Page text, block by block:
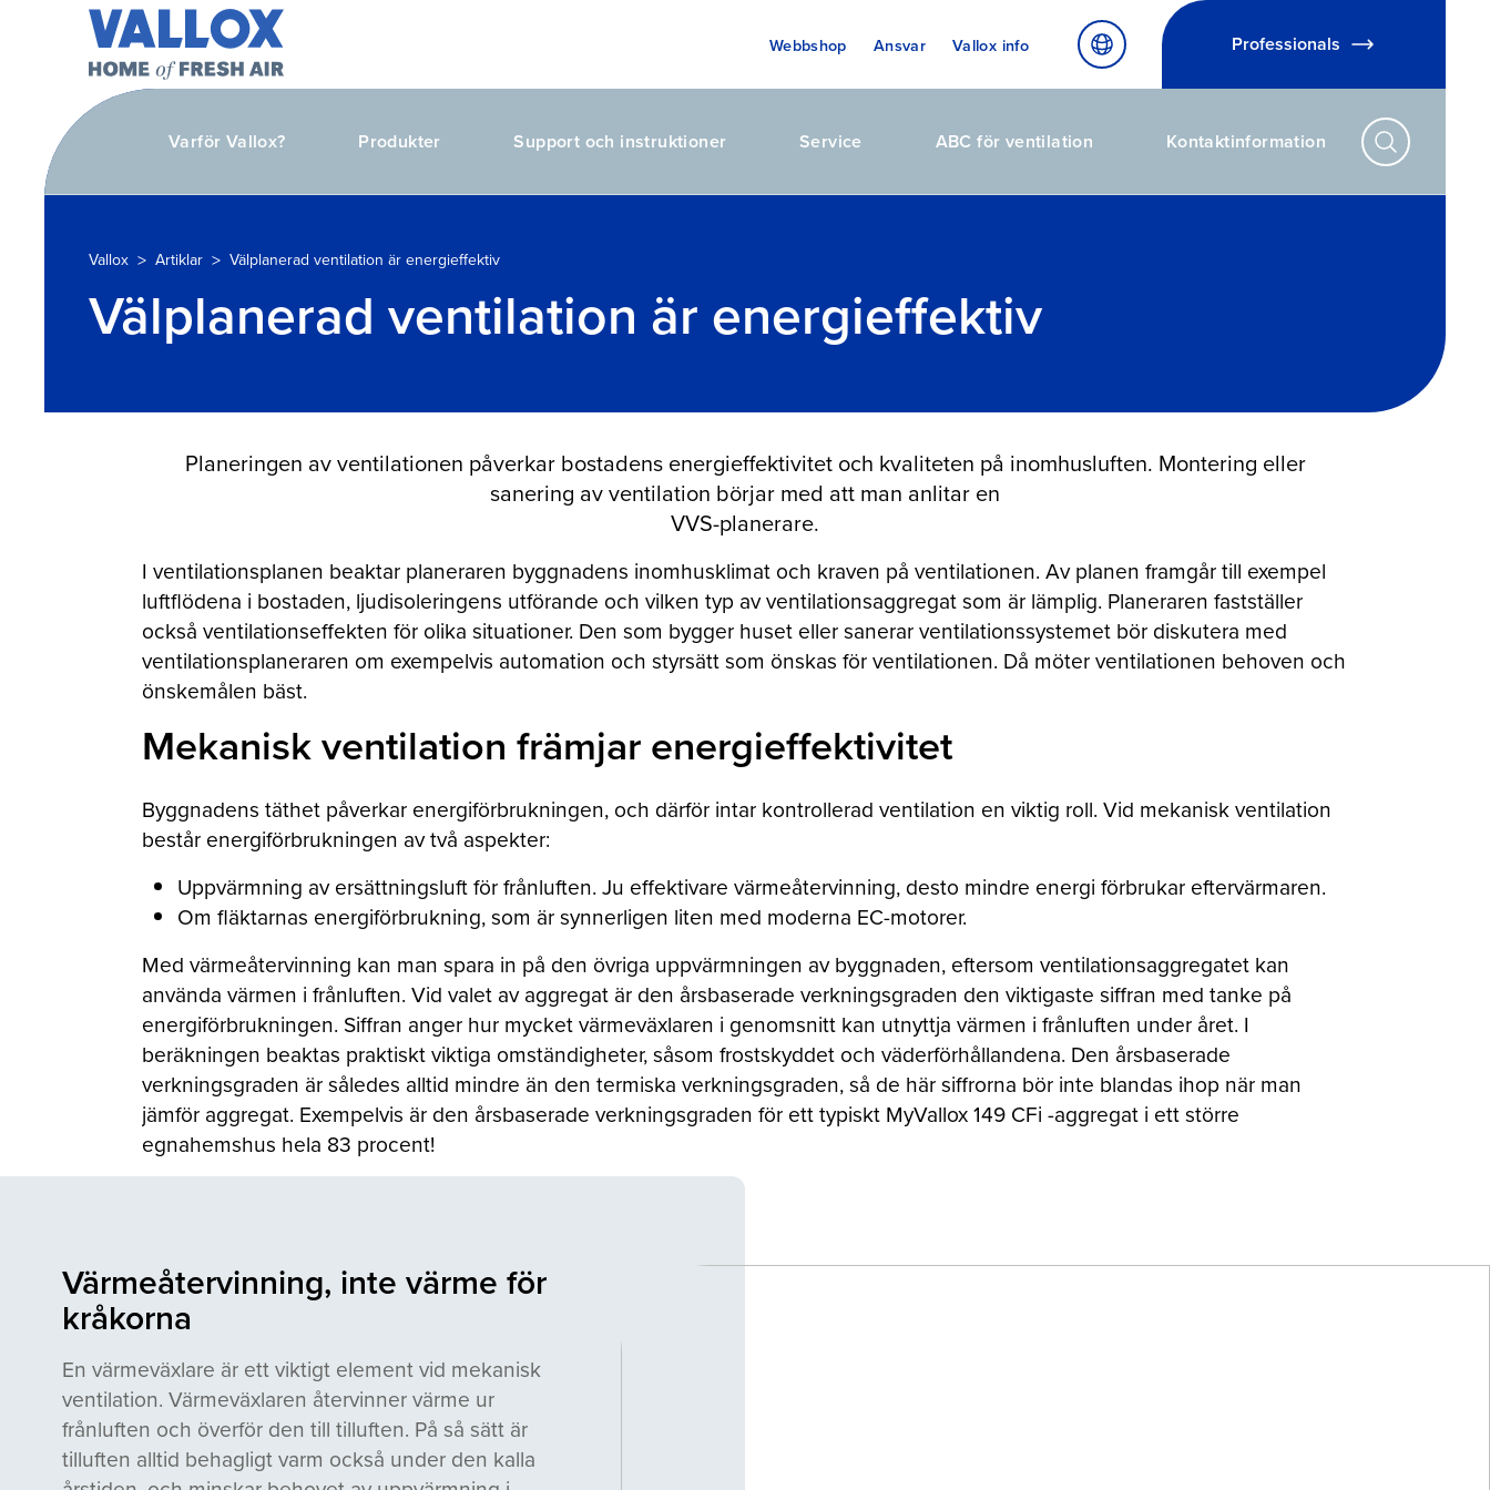
Webbshop Ansvar Vallox info Professionals
Varför Vallox? Produkter Support och instruktioner Service ABC för ventilation Kontaktinformation
Vallox > Artiklar > Välplanerad ventilation är energieffektiv
Välplanerad ventilation är energieffektiv
Planeringen av ventilationen påverkar bostadens energieffektivitet och kvaliteten på inomhusluften. Montering eller
sanering av ventilation börjar med att man anlitar en
VVS-planerare.
I ventilationsplanen beaktar planeraren byggnadens inomhusklimat och kraven på ventilationen. Av planen framgår till exempel
luftflödena i bostaden, ljudisoleringens utförande och vilken typ av ventilationsaggregat som är lämplig. Planeraren fastställer
också ventilationseffekten för olika situationer. Den som bygger huset eller sanerar ventilationssystemet bör diskutera med
ventilationsplaneraren om exempelvis automation och styrsätt som önskas för ventilationen. Då möter ventilationen behoven och
önskemålen bäst.
Mekanisk ventilation främjar energieffektivitet
Byggnadens täthet påverkar energiförbrukningen, och därför intar kontrollerad ventilation en viktig roll. Vid mekanisk ventilation
består energiförbrukningen av två aspekter:
Uppvärmning av ersättningsluft för frånluften. Ju effektivare värmeåtervinning, desto mindre energi förbrukar eftervärmaren.
Om fläktarnas energiförbrukning, som är synnerligen liten med moderna EC-motorer.
Med värmeåtervinning kan man spara in på den övriga uppvärmningen av byggnaden, eftersom ventilationsaggregatet kan
använda värmen i frånluften. Vid valet av aggregat är den årsbaserade verkningsgraden den viktigaste siffran med tanke på
energiförbrukningen. Siffran anger hur mycket värmeväxlaren i genomsnitt kan utnyttja värmen i frånluften under året. I
beräkningen beaktas praktiskt viktiga omständigheter, såsom frostskyddet och väderförhållandena. Den årsbaserade
verkningsgraden är således alltid mindre än den termiska verkningsgraden, så de här siffrorna bör inte blandas ihop när man
jämför aggregat. Exempelvis är den årsbaserade verkningsgraden för ett typiskt MyVallox 149 CFi -aggregat i ett större
egnahemshus hela 83 procent!
Värmeåtervinning, inte värme för
kråkorna
En värmeväxlare är ett viktigt element vid mekanisk
ventilation. Värmeväxlaren återvinner värme ur
frånluften och överför den till tilluften. På så sätt är
tilluften alltid behagligt varm också under den kalla